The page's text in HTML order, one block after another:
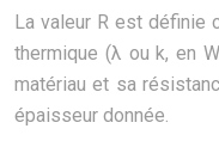
La valeur R est définie
thermique (λ ou k, en
matériau et sa
épaisseur donnée.